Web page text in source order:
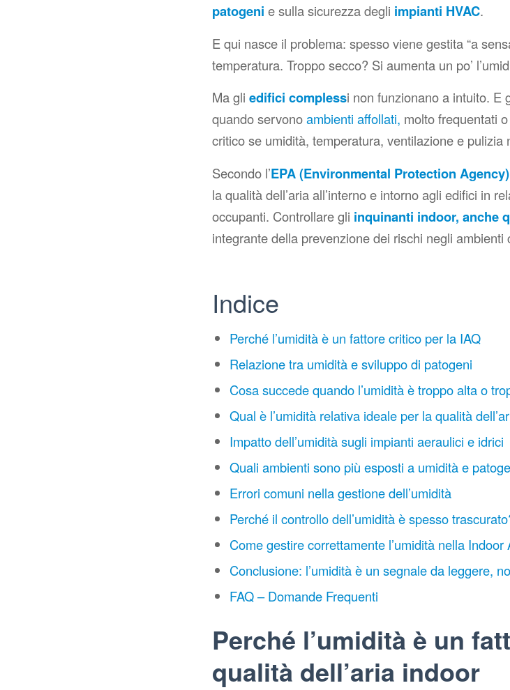
patogeni e sulla sicurezza degli impianti HVAC.
E qui nasce il problema: spesso viene gestita “a
temperatura. Troppo secco? Si aumenta un po’
Ma gli edifici complessi non funzionano a intuito. E
quando servonoambienti affollati, molto frequentati
critico se umidità, temperatura, ventilazione e pulizia
Secondo l’EPA (Environmental Protection Agency)
la qualità dell’aria all’interno e intorno agli edifici in
occupanti. Controllare gli inquinanti indoor, anche
integrante della prevenzione dei rischi negli ambienti
Indice
Perché l’umidità è un fattore critico per la IAQ
Relazione tra umidità e sviluppo di patogeni
Cosa succede quando l’umidità è troppo alta o
Qual è l’umidità relativa ideale per la qualità
Impatto dell’umidità sugli impianti aeraulici e idrici
Quali ambienti sono più esposti a umidità e
Errori comuni nella gestione dell’umidità
Perché il controllo dell’umidità è spesso
Come gestire correttamente l’umidità nella Indoor
Conclusione: l’umidità è un segnale da leggere,
FAQ – Domande Frequenti
Perché l’umidità è un
qualità dell’aria indoor